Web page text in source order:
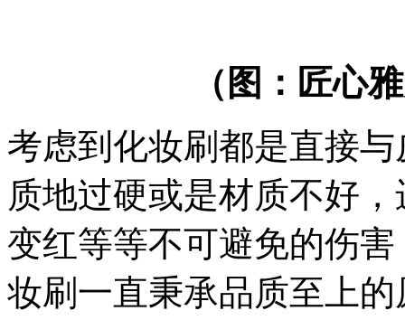
（图：匠心
考虑到化妆刷都是直接
质地过硬或是材质不好
变红等等不可避免的伤
妆刷一直秉承品质至上